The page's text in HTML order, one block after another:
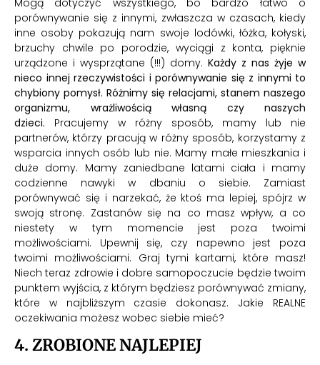
porównywanie się z innymi, zwłaszcza w czasach, kiedy
inne osoby pokazują nam swoje lodówki, łóżka, kołyski,
brzuchy chwile po porodzie, wyciągi z konta, pięknie
urządzone i wysprzątane (!!!) domy. Każdy z nas żyje w
nieco innej rzeczywistości i porównywanie się z innymi to
chybiony pomysł. Różnimy się relacjami, stanem naszego
organizmu, wrażliwością własną czy naszych
dzieci. Pracujemy w różny sposób, mamy lub nie
partnerów, którzy pracują w różny sposób, korzystamy z
wsparcia innych osób lub nie. Mamy małe mieszkania i
duże domy. Mamy zaniedbane latami ciała i mamy
codzienne nawyki w dbaniu o siebie. Zamiast
porównywać się i narzekać, że ktoś ma lepiej, spójrz w
swoją stronę. Zastanów się na co masz wpływ, a co
niestety w tym momencie jest poza twoimi
możliwościami. Upewnij się, czy napewno jest poza
twoimi możliwościami. Graj tymi kartami, które masz!
Niech teraz zdrowie i dobre samopoczucie będzie twoim
punktem wyjścia, z którym będziesz porównywać zmiany,
które w najbliższym czasie dokonasz. Jakie REALNE
oczekiwania możesz wobec siebie mieć?
4. ZROBIONE NAJLEPIEJ